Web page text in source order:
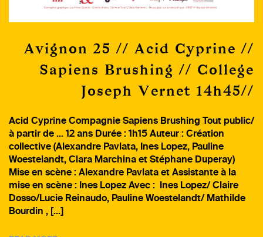
Avignon 25 // Acid Cyprine //
Sapiens Brushing // College
Joseph Vernet 14h45//
Acid Cyprine Compagnie Sapiens Brushing Tout public/
à partir de … 12 ans Durée : 1h15 Auteur : Création
collective (Alexandre Pavlata, Ines Lopez, Pauline
Woestelandt, Clara Marchina et Stéphane Duperay)
Mise en scène : Alexandre Pavlata et Assistante à la
mise en scène : Ines Lopez Avec : Ines Lopez/ Claire
Dosso/Lucie Reinaudo, Pauline Woestelandt/ Mathilde
Bourdin , […]